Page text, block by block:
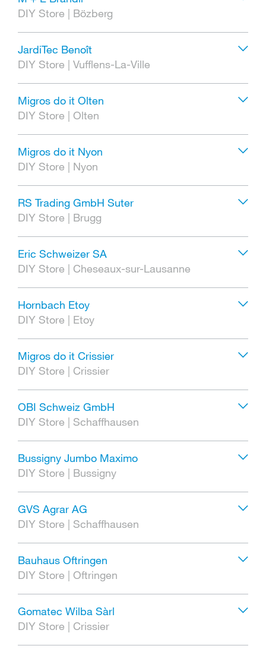
DIY Store | Bözberg
JardiTec Benoît
DIY Store | Vufflens-La-Ville
Migros do it Olten
DIY Store | Olten
Migros do it Nyon
DIY Store | Nyon
RS Trading GmbH Suter
DIY Store | Brugg
Eric Schweizer SA
DIY Store | Cheseaux-sur-Lausanne
Hornbach Etoy
DIY Store | Etoy
Migros do it Crissier
DIY Store | Crissier
OBI Schweiz GmbH
DIY Store | Schaffhausen
Bussigny Jumbo Maximo
DIY Store | Bussigny
GVS Agrar AG
DIY Store | Schaffhausen
Bauhaus Oftringen
DIY Store | Oftringen
Gomatec Wilba Sàrl
DIY Store | Crissier